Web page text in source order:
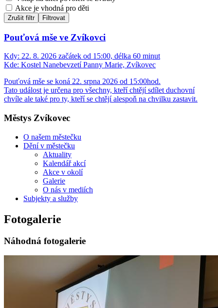
Akce je vhodná pro děti
Zrušit filtr Filtrovat
Pouťová mše ve Zvíkovci
Kdy: 22. 8. 2026 začátek od 15:00, délka 60 minut
Kde: Kostel Nanebevzetí Panny Marie, Zvíkovec
Pouťová mše se koná 22. srpna 2026 od 15:00hod.
Tato událost je určena pro všechny, kteří chtějí sdílet duchovní
chvíle ale také pro ty, kteří se chtějí alespoň na chvilku zastavit.
Městys Zvíkovec
O našem městečku
Dění v městečku
Aktuality
Kalendář akcí
Akce v okolí
Galerie
O nás v mediích
Subjekty a služby
Fotogalerie
Náhodná fotogalerie